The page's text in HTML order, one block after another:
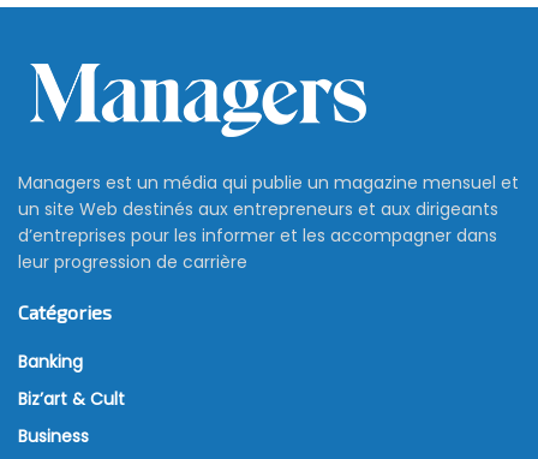
Managers est un média qui publie un magazine mensuel et
un site Web destinés aux entrepreneurs et aux dirigeants
d’entreprises pour les informer et les accompagner dans
leur progression de carrière
Catégories
Banking
Biz’art & Cult
Business